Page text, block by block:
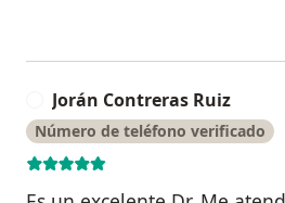
Jorán Contreras Ruiz
Número de teléfono verificado